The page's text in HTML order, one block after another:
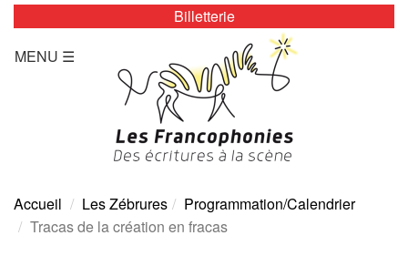
LES ZÉBRURES
Programmation/Calendrier
Presse
Tarifs
Billetterie
MENU ☰
Accueil Les Zébrures
Programmation/Calendrier
Tracas de la création en fracas